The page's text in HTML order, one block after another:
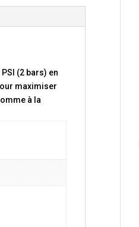
(2 bars) en
maximiser
à la